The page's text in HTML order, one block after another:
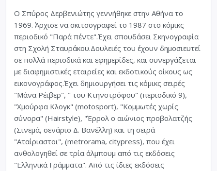
Ο Σπύρος Δερβενιώτης γεννήθηκε στην Αθήνα το
1969. Άρχισε να σκιτσογραφεί το 1987 στο κόμικς
περιοδικό "Παρά πέντε".Έχει σπουδάσει Σκηνογραφία
στη Σχολή Σταυράκου.Δουλειές του έχουν δημοσιευτεί
σε πολλά περιοδικά και εφημερίδες, και συνεργάζεται
με διαφημιστικές εταιρείες και εκδοτικούς οίκους ως
εικονογράφος.Έχει δημιουργήσει τις κόμικς σειρές
"Μάνα Ρέιβερ", " του Κτηνοτρόφου" (περιοδικό 9),
"Χμούρφα Κλογκ" (motosport), "Κομμωτές χωρίς
σύνορα" (Hairstyle), "Έρρολ ο αιώνιος προβολατζής
(Σινεμά, σενάριο Δ. Βανέλλη) και τη σειρά
"Αταίριαστοι", (metrorama, citypress), που έχει
ανθολογηθεί σε τρία άλμπουμ από τις εκδόσεις
"Ελληνικά Γράμματα". Από τις ίδιες εκδόσεις